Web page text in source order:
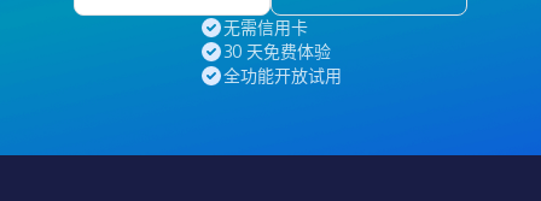
无需信用卡
30 天免费体验
全功能开放试用